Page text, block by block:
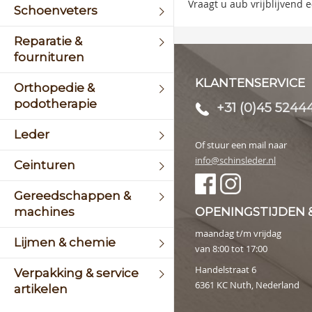
Schoenveters
Reparatie &
fournituren
Orthopedie &
podotherapie
Leder
Ceinturen
Gereedschappen &
machines
Lijmen & chemie
Verpakking & service
artikelen
Vraagt u aub vrijblijvend
KLANTENSERVICE
+31 (0)45
Of stuur een mail naar
info@schinsleder.nl
OPENINGSTIJDEN
maandag t/m vrijdag
van 8:00 tot 17:00
Handelstraat 6
6361 KC Nuth, Nederland